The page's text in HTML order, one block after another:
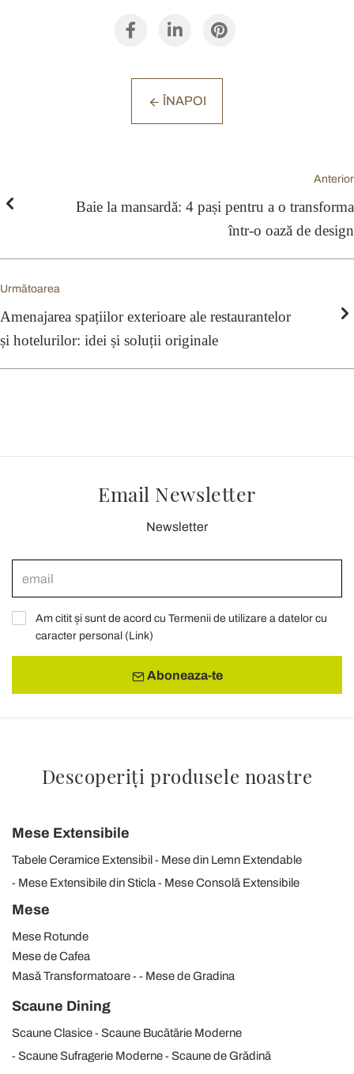
ÎNAPOI
Anterior
Baie la mansardă: 4 pași pentru a o transforma
într-o oază de design
Următoarea
Amenajarea spațiilor exterioare ale restaurantelor
și hotelurilor: idei și soluții originale
Email Newsletter
Newsletter
Am citit și sunt de acord cu Termenii de utilizare a datelor cu
caracter personal (Link)
Aboneaza-te
Descoperiți produsele noastre
Mese Extensibile
Tabele Ceramice Extensibil
Mese din Lemn Extendable
Mese Extensibile din Sticla
Mese Consolă Extensibile
Mese
Mese Rotunde
Mese de Cafea
Masă Transformatoare
Mese de Gradina
Scaune Dining
Scaune Clasice
Scaune Bucătărie Moderne
Scaune Sufragerie Moderne
Scaune de Grădină